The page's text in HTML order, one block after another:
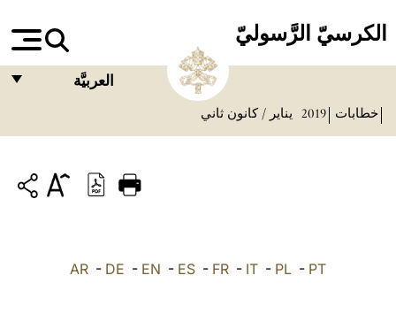
الكرسيّ الرَّسوليّ
العربيَّة
ITALIANO
خطابات 2019 يناير / كانون ثاني
AR - DE - EN - ES - FR - IT - PL - PT